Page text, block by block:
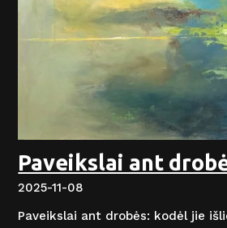
Paveikslai ant
2025-11-08
Paveikslai ant drobės: kodėl jie